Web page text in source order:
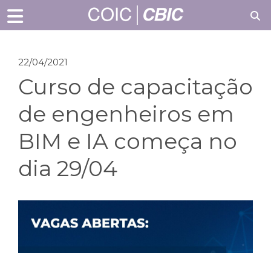
22/04/2021
Curso de capacitação
de engenheiros em
BIM e IA começa no
dia 29/04